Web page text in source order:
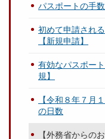
パスポートの手
初めて申請され
【新規申請】
有効なパスポー
規】
【令和８年７月
の日数
【外務省からの